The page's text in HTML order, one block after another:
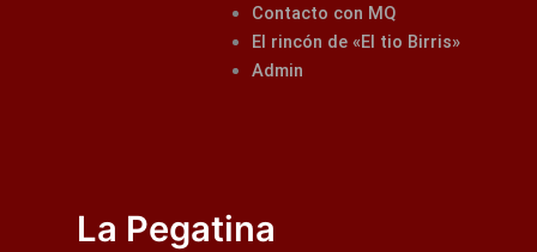
Contacto con MQ
El rincón de «El tio Birris»
Admin
La Pegatina